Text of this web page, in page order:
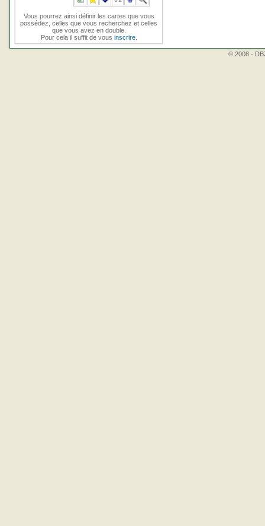
Vous pourrez ainsi définir les cartes que vous
possédez, celles que vous recherchez et celles
que vous avez en double.
Pour cela il suffit de vous inscrire.
© 2008 -